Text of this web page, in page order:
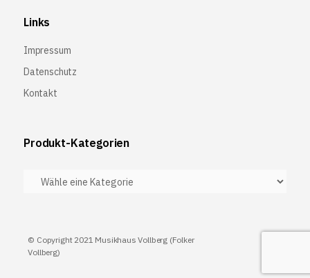
Links
Impressum
Datenschutz
Kontakt
Produkt-Kategorien
© Copyright 2021 Musikhaus Vollberg (Folker
Vollberg)